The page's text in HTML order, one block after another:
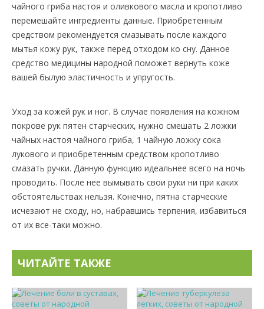
чайного гриба настоя и оливкового масла и кропотливо
перемешайте ингредиенты данные. Приобретенным
средством рекомендуется смазывать после каждого
мытья кожу рук, также перед отходом ко сну. Данное
средство медицины народной поможет вернуть коже
вашей былую эластичность и упругость.
Уход за кожей рук и ног. В случае появления на кожном
покрове рук пятен старческих, нужно смешать 2 ложки
чайных настоя чайного гриба, 1 чайную ложку сока
лукового и приобретенным средством кропотливо
смазать ручки. Данную функцию идеальнее всего на ночь
проводить. После нее вымывать свои руки ни при каких
обстоятельствах нельзя. Конечно, пятна старческие
исчезают не сходу, но, набравшись терпения, избавиться
от их все-таки можно.
ЧИТАЙТЕ ТАКЖЕ